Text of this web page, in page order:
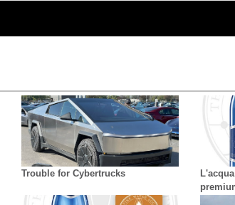
Trouble for Cybertrucks